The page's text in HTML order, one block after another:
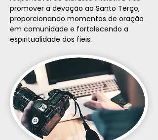
promover a devoção ao Santo Terço,
proporcionando momentos de oração
em comunidade e fortalecendo a
espiritualidade dos fieis.